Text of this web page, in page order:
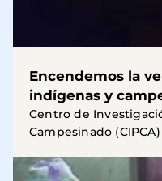
Encendemos la
indígenas y
Centro de
Campesinado (CIPCA)